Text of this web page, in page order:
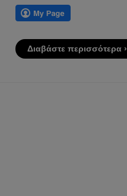
Διαβάστε περισσότερα ›